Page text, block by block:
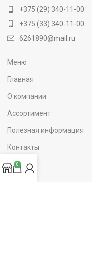
+375 (29) 340-11-00
+375 (33) 340-11-00
6261890@mail.ru
Меню
Главная
О компании
Ассортимент
Полезная информация
Контакты
Каталог
0